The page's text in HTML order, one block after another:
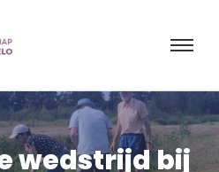
wedstrijd bij